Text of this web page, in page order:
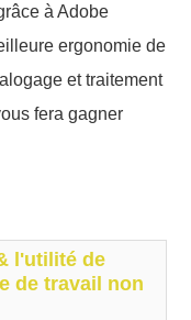
à Adobe
ergonomie de
et traitement
fera gagner
l'utilité de
de travail non